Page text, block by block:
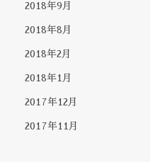
2018年9月
2018年8月
2018年2月
2018年1月
2017年12月
2017年11月